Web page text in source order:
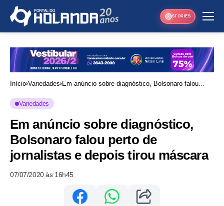
STORIES
Início Variedades Em anúncio sobre diagnóstico, Bolsonaro falou
Variedades
Em anúncio sobre diagnóstico,
Bolsonaro falou perto de
jornalistas e depois tirou máscara
07/07/2020 às 16h45